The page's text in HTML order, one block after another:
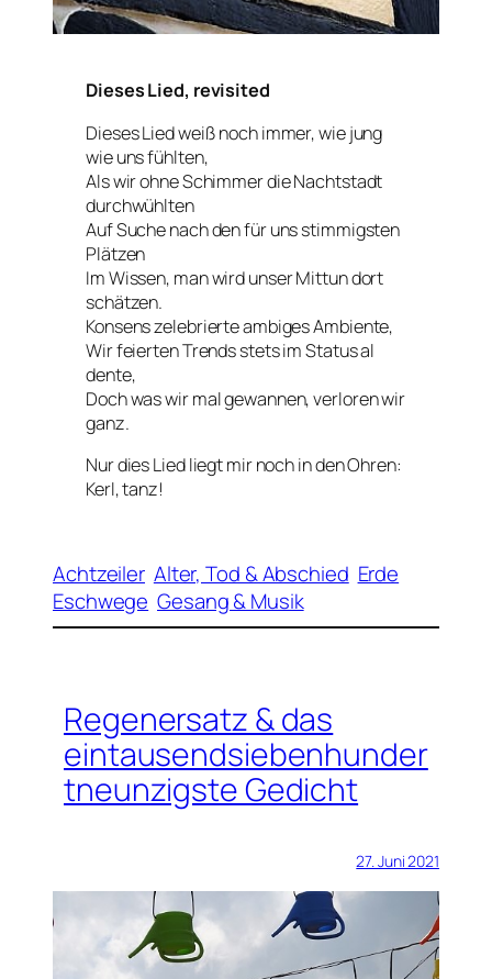
Dieses Lied, revisited
Dieses Lied weiß noch immer, wie jung
wie uns fühlten,
Als wir ohne Schimmer die Nachtstadt
durchwühlten
Auf Suche nach den für uns stimmigsten
Plätzen
Im Wissen, man wird unser Mittun dort
schätzen.
Konsens zelebrierte ambiges Ambiente,
Wir feierten Trends stets im Statusal
dente,
Doch was wir mal gewannen, verloren wir
ganz.
Nur dies Lied liegt mir noch in den Ohren:
Kerl, tanz!
Achtzeiler Alter, Tod & Abschied Erde
Eschwege Gesang & Musik
Regenersatz & das
eintausendsiebenhunder
tneunzigste Gedicht
27. Juni 2021